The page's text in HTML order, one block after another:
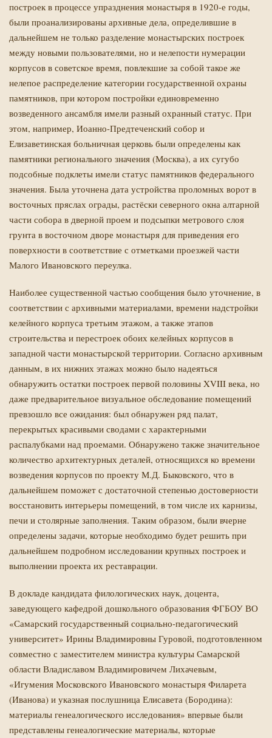
построек в процессе упразднения монастыря в 1920-е годы,
были проанализированы архивные дела, определившие в
дальнейшем не только разделение монастырских построек
между новыми пользователями, но и нелепости нумерации
корпусов в советское время, повлекшие за собой такое же
нелепое распределение категории государственной охраны
памятников, при котором постройки единовременно
возведенного ансамбля имели разный охранный статус. При
этом, например, Иоанно-Предтеченский собор и
Елизаветинская больничная церковь были определены как
памятники регионального значения (Москва), а их сугубо
подсобные подклеты имели статус памятников федерального
значения. Была уточнена дата устройства проломных ворот в
восточных пряслах ограды, растёски северного окна алтарной
части собора в дверной проем и подсыпки метрового слоя
грунта в восточном дворе монастыря для приведения его
поверхности в соответствие с отметками проезжей части
Малого Ивановского переулка.
Наиболее существенной частью сообщения было уточнение, в
соответствии с архивными материалами, времени надстройки
келейного корпуса третьим этажом, а также этапов
строительства и перестроек обоих келейных корпусов в
западной части монастырской территории. Согласно архивным
данным, в их нижних этажах можно было надеяться
обнаружить остатки построек первой половины XVIII века, но
даже предварительное визуальное обследование помещений
превзошло все ожидания: был обнаружен ряд палат,
перекрытых красивыми сводами с характерными
распалубками над проемами. Обнаружено также значительное
количество архитектурных деталей, относящихся ко времени
возведения корпусов по проекту М.Д. Быковского, что в
дальнейшем поможет с достаточной степенью достоверности
восстановить интерьеры помещений, в том числе их карнизы,
печи и столярные заполнения. Таким образом, были вчерне
определены задачи, которые необходимо будет решить при
дальнейшем подробном исследовании крупных построек и
выполнении проекта их реставрации.
В докладе кандидата филологических наук, доцента,
заведующего кафедрой дошкольного образования ФГБОУ ВО
«Самарский государственный социально-педагогический
университет» Ирины Владимировны Гуровой, подготовленном
совместно с заместителем министра культуры Самарской
области Владиславом Владимировичем Лихачевым,
«Игумения Московского Ивановского монастыря Филарета
(Иванова) и указная послушница Елисавета (Бородина):
материалы генеалогического исследования» впервые были
представлены генеалогические материалы, которые